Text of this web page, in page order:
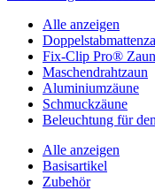
Alle anzeigen
Fix-Clip Pro® Zaun
Maschendrahtzaun
Aluminiumzäune
Schmuckzäune
Beleuchtung für
Alle anzeigen
Basisartikel
Zubehör